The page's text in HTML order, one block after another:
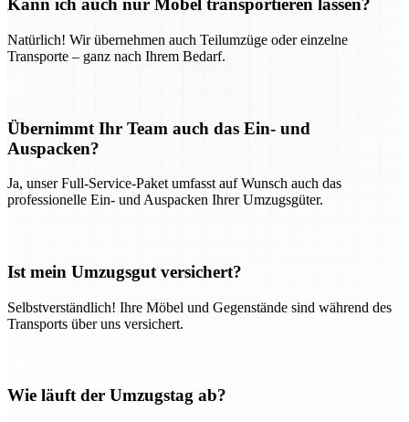
Kann ich auch nur Möbel transportieren lassen?
Natürlich! Wir übernehmen auch Teilumzüge oder einzelne
Transporte – ganz nach Ihrem Bedarf.
Übernimmt Ihr Team auch das Ein- und
Auspacken?
Ja, unser Full-Service-Paket umfasst auf Wunsch auch das
professionelle Ein- und Auspacken Ihrer Umzugsgüter.
Ist mein Umzugsgut versichert?
Selbstverständlich! Ihre Möbel und Gegenstände sind während des
Transports über uns versichert.
Wie läuft der Umzugstag ab?